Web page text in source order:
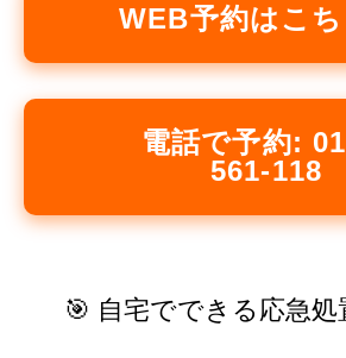
WEB予約はこち
電話で予約:
561-118
🎯 自宅でできる応急処